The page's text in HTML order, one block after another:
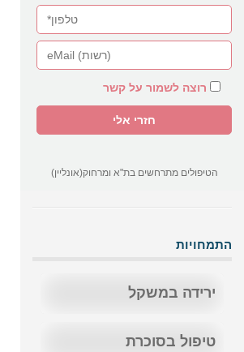
רוצה לשמור על קשר
הטיפולים מתרחשים בת"א ומרחוק(אונליין)
התמחויות
ירידה במשקל
טיפול בסוכרת